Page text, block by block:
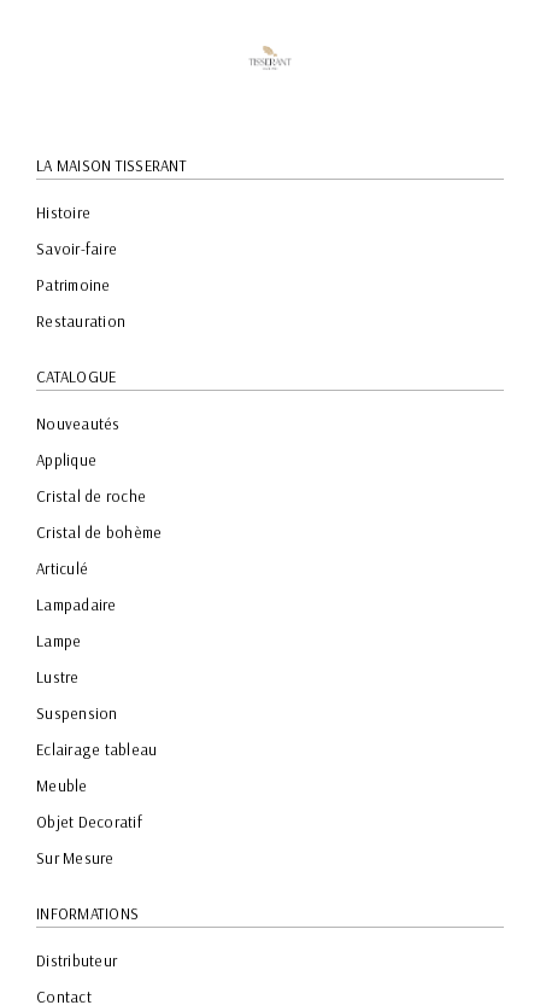
LA MAISON TISSERANT
Histoire
Savoir-faire
Patrimoine
Restauration
CATALOGUE
Nouveautés
Applique
Cristal de roche
Cristal de bohème
Articulé
Lampadaire
Lampe
Lustre
Suspension
Eclairage tableau
Meuble
Objet Decoratif
Sur Mesure
INFORMATIONS
Distributeur
Contact